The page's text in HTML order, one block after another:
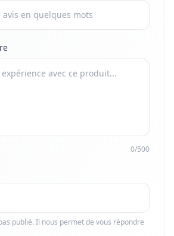
0/500
publié. Il nous permet de vous répondre